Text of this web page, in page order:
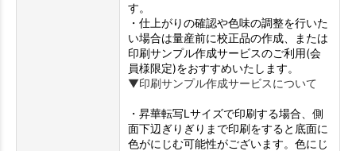
す。
・仕上がりの確認や色味の調整を行いた
い場合は量産前に校正品の作成、または
印刷サンプル作成サービスのご利用(会
員様限定)をおすすめいたします。
▼印刷サンプル作成サービスについて
・昇華転写Lサイズで印刷する場合、側
面下辺ぎりぎりまで印刷をすると底面に
色がにじむ可能性がございます。色にじ